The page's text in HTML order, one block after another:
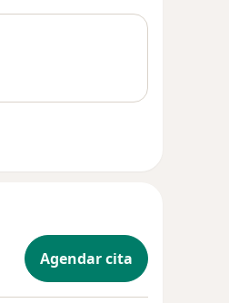
Agendar cita